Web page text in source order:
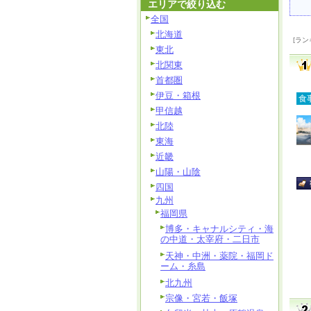
[ラン
食
エリアで絞り込む
全国
北海道
東北
北関東
首都圏
伊豆・箱根
甲信越
北陸
東海
近畿
山陽・山陰
四国
九州
福岡県
博多・キャナルシティ・海
の中道・太宰府・二日市
天神・中洲・薬院・福岡ド
ーム・糸島
北九州
宗像・宮若・飯塚